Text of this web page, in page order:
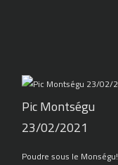
Pic Montségu
23/02/2021
Poudre sous le Monségu!